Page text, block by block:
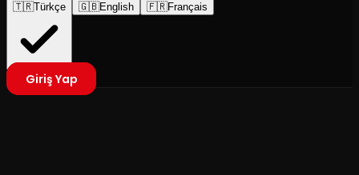
🇹🇷Türkçe 🇬🇧English 🇫🇷Français
Giriş Yap